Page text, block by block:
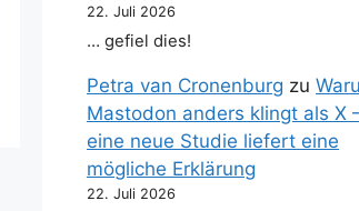
22. Juli 2026
… gefiel dies!
Petra van Cronenburg zu
Mastodon anders klingt als X
eine neue Studie liefert eine
mögliche Erklärung
22. Juli 2026